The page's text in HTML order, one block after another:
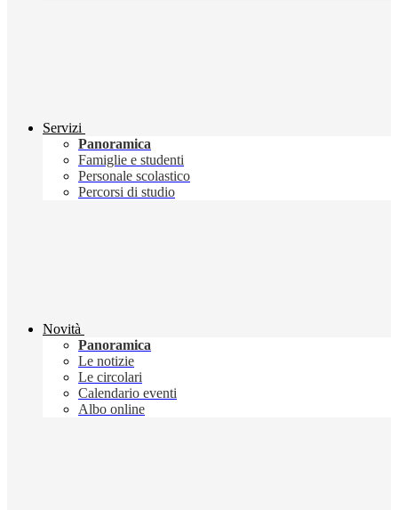
Servizi
Panoramica
Famiglie e studenti
Personale scolastico
Percorsi di studio
Novità
Panoramica
Le notizie
Le circolari
Calendario eventi
Albo online